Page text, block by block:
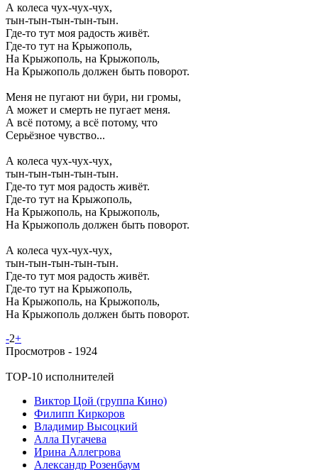
А колеса чух-чух-чух,
тын-тын-тын-тын-тын.
Где-то тут моя радость живёт.
Где-то тут на Крыжополь,
На Крыжополь, на Крыжополь,
На Крыжополь должен быть поворот.
Меня не пугают ни бури, ни громы,
А может и смерть не пугает меня.
А всё потому, а всё потому, что
Серьёзное чувство...
А колеса чух-чух-чух,
тын-тын-тын-тын-тын.
Где-то тут моя радость живёт.
Где-то тут на Крыжополь,
На Крыжополь, на Крыжополь,
На Крыжополь должен быть поворот.
А колеса чух-чух-чух,
тын-тын-тын-тын-тын.
Где-то тут моя радость живёт.
Где-то тут на Крыжополь,
На Крыжополь, на Крыжополь,
На Крыжополь должен быть поворот.
-2+
Просмотров - 1924
TOP-10 исполнителей
Виктор Цой (группа Кино)
Филипп Киркоров
Владимир Высоцкий
Алла Пугачева
Ирина Аллегрова
Александр Розенбаум